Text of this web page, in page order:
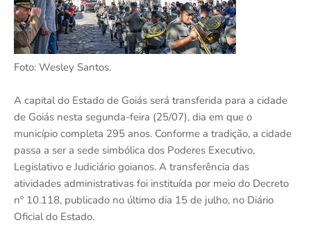
Foto: Wesley Santos.
A capital do Estado de Goiás será transferida para a cidade
de Goiás nesta segunda-feira (25/07), dia em que o
município completa 295 anos. Conforme a tradição, a cidade
passa a ser a sede simbólica dos Poderes Executivo,
Legislativo e Judiciário goianos. A transferência das
atividades administrativas foi instituída por meio do Decreto
nº 10.118, publicado no último dia 15 de julho, no Diário
Oficial do Estado.